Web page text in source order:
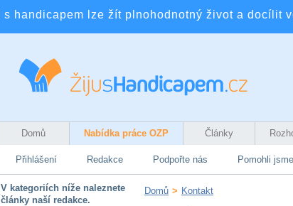
I s handicapem lze žít plnohodnotný život a docílit
Domů Nabídka práce OZP Články
Přihlášení Redakce Podpořte nás Pomohli jsme
V kategoriích níže naleznete
články naší redakce.
Domů > Kontakt